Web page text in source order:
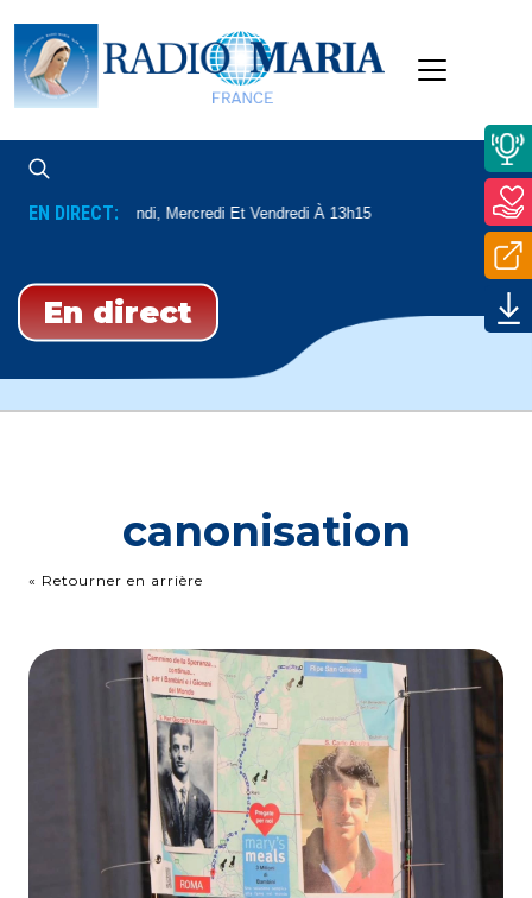
EN DIRECT:
Dédicaces Lundi, Mercredi Et Vendredi À 13h15
En direct
canonisation
« Retourner en arrière